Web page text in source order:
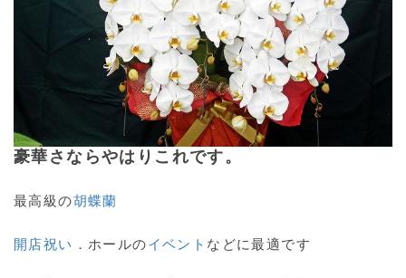
豪華さならやはりこれです。
最高級の胡蝶蘭
開店祝い ．ホールのイベント などに最適です